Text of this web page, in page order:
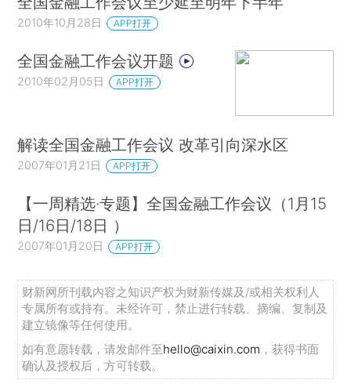
2010年10月28日 APP打开
全国金融工作会议开题
2010年02月05日 APP打开
解读全国金融工作会议 改革引向深水区
2007年01月21日 APP打开
【一周精选·专题】全国金融工作会议（1月15
日/16日/18日 ）
2007年01月20日 APP打开
财新网所刊载内容之知识产权为财新传媒及/或相关权利人
专属所有或持有。未经许可，禁止进行转载、摘编、复制及
建立镜像等任何使用。
如有意愿转载，请发邮件至hello@caixin.com ，获得书面
确认及授权后，方可转载。